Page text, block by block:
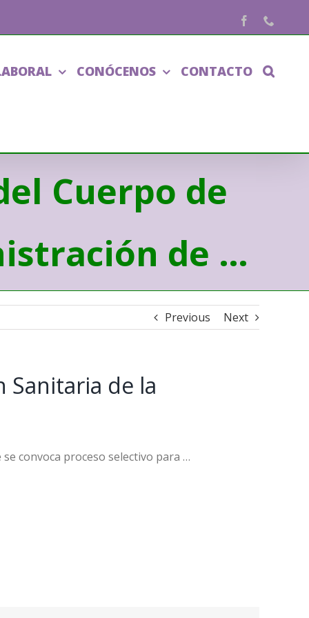
Facebook
CONÓCENOS CONTACTO
Cuerpo de
de …
Previous Next
Sanitaria de la
convoca proceso selectivo para …